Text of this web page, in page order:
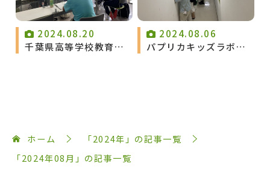
2024.08.20
千葉県高等学校教育研
2024.08.06
パプリカキッズラボの
ホーム
「2024年」の記事一覧
「2024年08月」の記事一覧